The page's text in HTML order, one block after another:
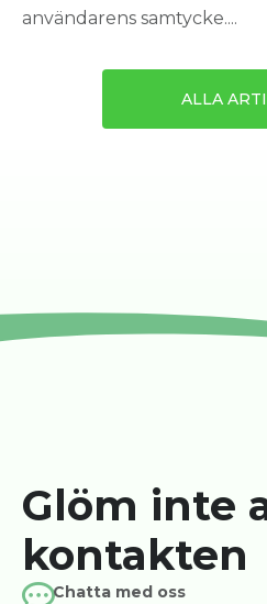
användarens samtycke....
ALLA
Glöm inte
kontakten
Chatta med oss